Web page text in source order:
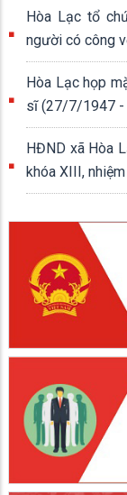
Hòa Lạc tổ
người có công
Hòa Lạc họp
sĩ (27/7/1947
HĐND xã Hòa
khóa